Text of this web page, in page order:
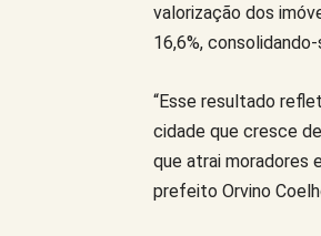
valorização dos
16,6%,
“Esse resultado
cidade que cresce
que atrai moradores
prefeito Orvino